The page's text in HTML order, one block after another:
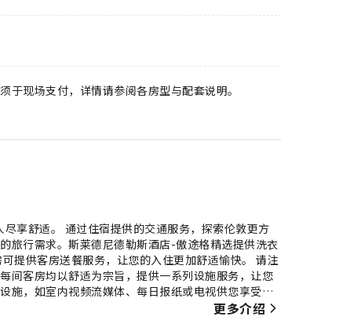
现场支付，详情请参阅各房型与配套说明。
享舒适。 通过住宿提供的交通服务，探索伦敦更方
旅行需求。斯莱德尼德勒斯酒店-傲途格精选提供洗衣
提供客房送餐服务，让您的入住更加舒适愉快。 请注
间客房均以舒适为宗旨，提供一系列设施服务，让您
施，如室内视频流媒体、每日报纸或电视供您享受。
足。斯莱德尼德勒斯酒店-傲途格精选特定客房的卫生
更多介绍